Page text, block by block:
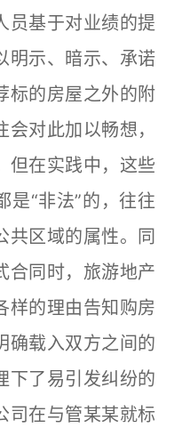
员基于对业绩的提
明示、暗示、承诺
标的房屋之外的附
对此加以畅想，
但在实践中，这些
是“非法”的，往往
共区域的属性。同
合同时，旅游地产
样的理由告知购房
确载入双方之间的
下了易引发纠纷的
司在与管某某就标